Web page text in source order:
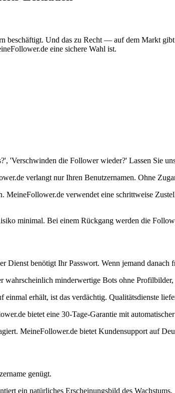
beschäftigt. Und das zu Recht — auf dem Markt
eine sichere Wahl ist.
'Verschwinden die Follower wieder?' Lassen Sie
verlangt nur Ihren Benutzernamen. Ohne
verwendet eine schrittweise
minimal. Bei einem Rückgang werden die
benötigt Ihr Passwort. Wenn jemand danach
minderwertige Bots ohne
erhält, ist das verdächtig. Qualitätsdienste
bietet eine 30-Tage-Garantie mit
MeineFollower.de bietet Kundensupport auf
genügt.
ein natürliches Erscheinungsbild des Wachstums.